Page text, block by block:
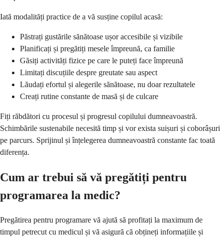
Iată modalități practice de a vă susține copilul acasă:
Păstrați gustările sănătoase ușor accesibile și vizibile
Planificați și pregătiți mesele împreună, ca familie
Găsiți activități fizice pe care le puteți face împreună
Limitați discuțiile despre greutate sau aspect
Lăudați efortul și alegerile sănătoase, nu doar rezultatele
Creați rutine constante de masă și de culcare
Fiți răbdători cu procesul și progresul copilului dumneavoastră.
Schimbările sustenabile necesită timp și vor exista suișuri și coborâșuri
pe parcurs. Sprijinul și înțelegerea dumneavoastră constante fac toată
diferența.
Cum ar trebui să vă pregătiți pentru
programarea la medic?
Pregătirea pentru programare vă ajută să profitați la maximum de
timpul petrecut cu medicul și vă asigură că obțineți informațiile și